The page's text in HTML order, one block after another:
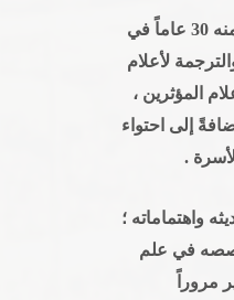
وفي خضمّ حوارنا مع الدكتور هشام كشف لنا عن مشروعه التراثي المكي الذي استغرق منه 30 عاماً في
لأعلام
زالت حافلة بالأعلام المؤثرين ،
إلى احتواء
واهتماماته ؛
في علم
مروراً